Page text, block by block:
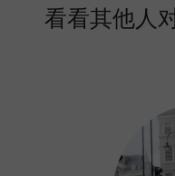
看看其他人